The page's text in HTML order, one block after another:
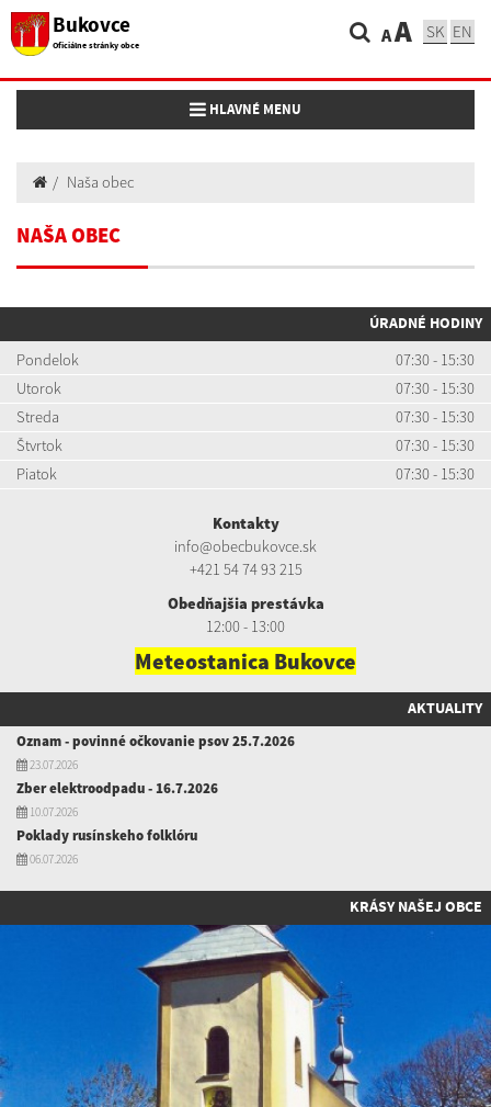
Bukovce
Oficiálne stránky obce AA SK EN
Toggle navigation
HLAVNÉ MENU
Naša obec
NAŠA OBEC
ÚRADNÉ HODINY
Pondelok
07:30 - 15:30
Utorok
07:30 - 15:30
Streda
07:30 - 15:30
Štvrtok
07:30 - 15:30
Piatok
07:30 - 15:30
Kontakty
info@obecbukovce.sk
+421 54 74 93 215
Obedňajšia prestávka
12:00 - 13:00
Meteostanica Bukovce
AKTUALITY
Oznam - povinné očkovanie psov 25.7.2026
23.07.2026
Zber elektroodpadu - 16.7.2026
10.07.2026
Poklady rusínskeho folklóru
06.07.2026
KRÁSY NAŠEJ OBCE